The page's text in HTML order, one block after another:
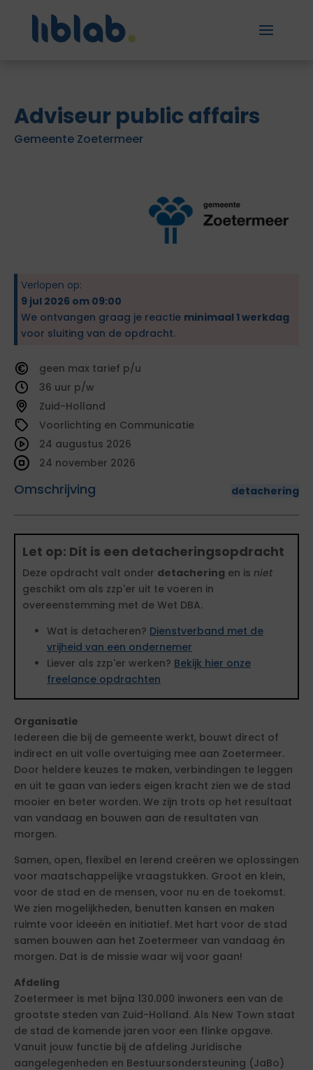
Adviseur public affairs
Gemeente Zoetermeer
Verlopen op:
9 jul 2026 om 09:00
We ontvangen graag je reactie minimaal 1 werkdag
voor sluiting van de opdracht.
geen
tarief
36
Zuid-Holland
Voorlichting en Communicatie
Omschrijving detachering
24 augustus 2026
24 november 2026
Let op: Dit is een detacheringsopdracht
Deze opdracht valt onder detachering en is niet
geschikt om als zzp'er uit te voeren in
overeenstemming met de Wet DBA.
Wat is detacheren? Dienstverband met de
vrijheid van een ondernemer
Liever als zzp'er werken? Bekijk hier onze
freelance opdrachten
Organisatie
Iedereen die bij de gemeente werkt, bouwt direct of
indirect en uit volle overtuiging mee aan Zoetermeer.
Door heldere keuzes te maken, verbindingen te leggen
en uit te gaan van ieders eigen kracht zien we de stad
mooier en beter worden. We zijn trots op het resultaat
van vandaag en bouwen aan de resultaten van
morgen.
Samen, open, flexibel en lerend creëren we oplossingen
voor maatschappelijke vraagstukken. Groot en klein,
voor de stad en de mensen, voor nu en de toekomst.
We zien mogelijkheden, benutten kansen en maken
ruimte voor ideeën en initiatief. Met hart voor de stad
samen bouwen aan het Zoetermeer van vandaag én
morgen. Dat is de missie waar wij voor gaan!
Afdeling
Zoetermeer is met bijna 130.000 inwoners een van de
grootste steden van Zuid-Holland. Als New Town staat
de stad de komende jaren voor een flinke opgave.
Vanuit jouw functie bij de afdeling Juridische
aangelegenheden en Bestuursondersteuning (JaBo)